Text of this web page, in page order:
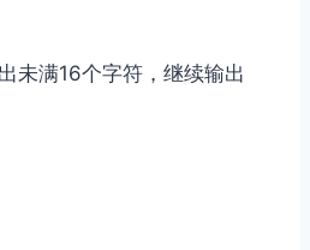
满16个字符，继续输出